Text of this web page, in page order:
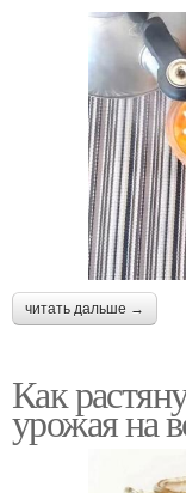
читать дальше →
Как
урожая на